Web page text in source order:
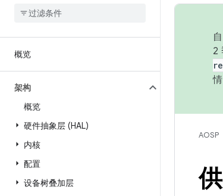
概览
架构
概览
硬件抽象层 (HAL)
内核
配置
设备树叠加层
2
AOSP